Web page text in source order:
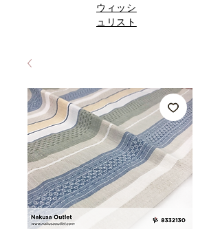
ウィッシ
ュリスト